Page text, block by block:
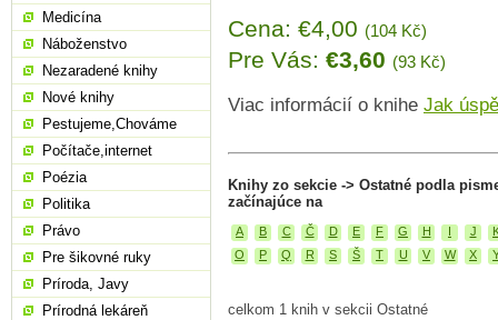
Cena: €4,00 (104 Kč)
Pre Vás: €3,60 (93 Kč)
Viac informácií o knihe Jak
Knihy zo sekcie -> Ostatné podla
začínajúce na
A B C Č D E F G H I J
O
P Q R S Š T U V W X
celkom 1 knih v sekcii Ostatné
Medicína
Náboženstvo
Nezaradené knihy
Nové knihy
Pestujeme,Chováme
Počítače,internet
Poézia
Politika
Právo
Pre šikovné ruky
Príroda, Javy
Prírodná lekáreň